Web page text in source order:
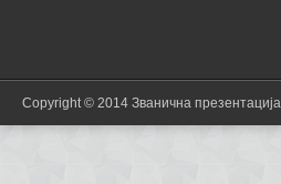
Copyright © 2014 Званична